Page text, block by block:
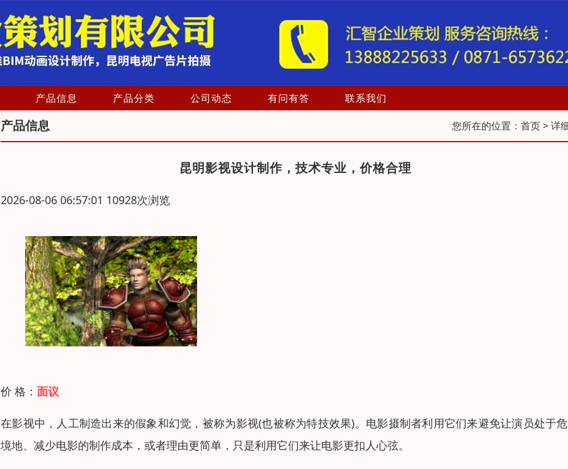
产品信息 产品分类 公司动态 有问有答 联系我们
产品信息 您所在的位置： 首页> 详
昆明影视设计制作，技术专业，价格合理
2026-08-06 06:57:01 10928次浏览
价 格： 面议
在影视中，人工制造出来的假象和幻觉，被称为影视(也被称为特技效果)。电影摄制者利用它们来避免让演员处于
境地、减少电影的制作成本，或者理由更简单，只是利用它们来让电影更扣人心弦。